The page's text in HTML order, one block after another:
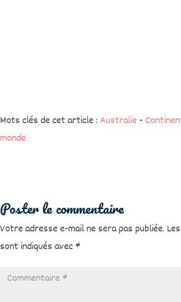
Mots clés de cet article :Australie -
monde
Poster le commentaire
Votre adresse e-mail ne sera pas publiée.
sont indiqués avec *